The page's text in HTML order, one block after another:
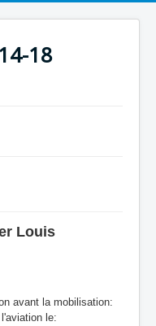
18
Louis
avant la mobilisation:
le: